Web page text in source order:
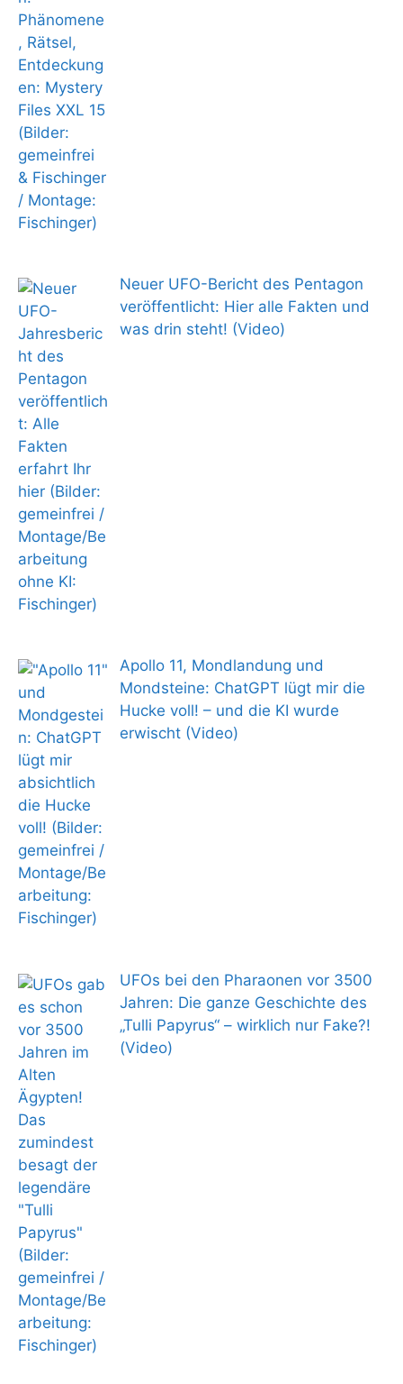
Neuer UFO-Bericht des Pentagon
veröffentlicht: Hier alle Fakten und
was drin steht! (Video)
Apollo 11, Mondlandung und
Mondsteine: ChatGPT lügt mir die
Hucke voll! – und die KI wurde
erwischt (Video)
UFOs bei den Pharaonen vor 3500
Jahren: Die ganze Geschichte des
„Tulli Papyrus“ – wirklich nur Fake?!
(Video)